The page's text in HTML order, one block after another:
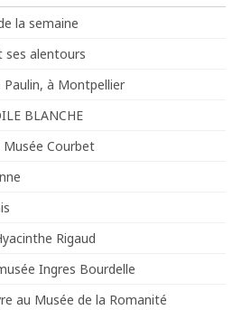
la semaine
ses alentours
Paulin, à Montpellier
BLANCHE
Musée Courbet
Rigaud
Ingres Bourdelle
au Musée de la Romanité